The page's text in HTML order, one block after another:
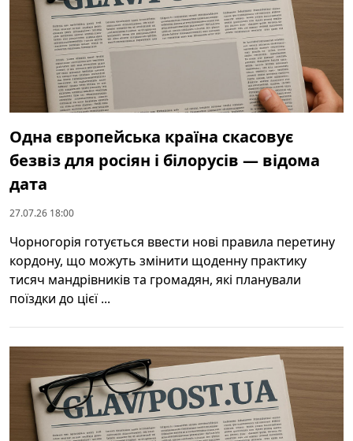
Одна європейська країна скасовує
безвіз для росіян і білорусів — відома
дата
27.07.26 18:00
Чорногорія готується ввести нові правила перетину
кордону, що можуть змінити щоденну практику
тисяч мандрівників та громадян, які планували
поїздки до цієї ...